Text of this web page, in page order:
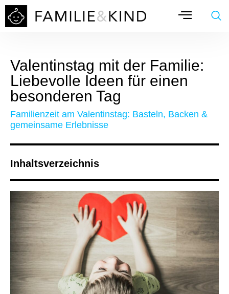
Valentinstag mit der Familie:
Liebevolle Ideen für einen
besonderen Tag
Familienzeit am Valentinstag: Basteln, Backen &
gemeinsame Erlebnisse
Inhaltsverzeichnis